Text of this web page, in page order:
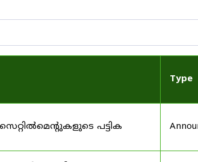
Type
പട്ടിക